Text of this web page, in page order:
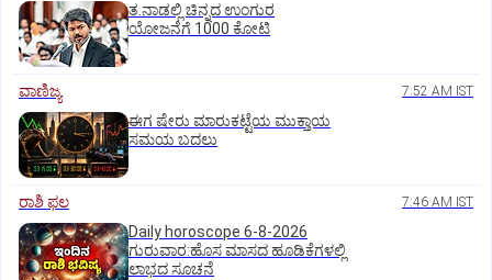
ತ.ನಾಡಲ್ಲಿ ಚಿನ್ನದ ಉಂಗುರ
ಯೋಜನೆಗೆ 1000 ಕೋಟಿ
ವಾಣಿಜ್ಯ 7:52 AM IST
ಈಗ ಷೇರು ಮಾರುಕಟ್ಟೆಯ ಮುಕ್ತಾಯ
ಸಮಯ ಬದಲು
ರಾಶಿ ಫಲ 7:46 AM IST
Daily horoscope 6-8-2026
ಗುರುವಾರ:ಹೊಸ ಮಾಸದ ಹೂಡಿಕೆಗಳಲ್ಲಿ
ಲಾಭದ ಸೂಚನೆ